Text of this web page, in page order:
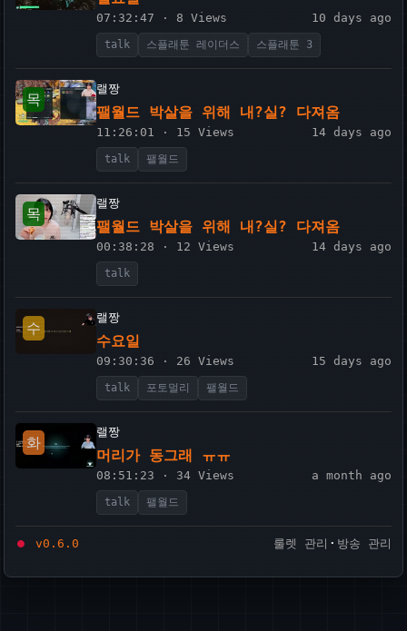
07:32:47 · 8 Views 10 days ago
talk 스플래툰 레이더스 스플래툰 3
목
랠짱
팰월드 박살을 위해 내?실? 다져옴
11:26:01 · 15 Views 14 days ago
talk 팰월드
목
랠짱
팰월드 박살을 위해 내?실? 다져옴
00:38:28 · 12 Views 14 days ago
talk
수
랠짱
수요일
09:30:36 · 26 Views 15 days ago
talk 포토멀리 팰월드
화
랠짱
머리가 동그래 ㅠㅠ
08:51:23 · 34 Views a month ago
talk 팰월드
⏺ v0.6.0 룰렛 관리 · 방송 관리